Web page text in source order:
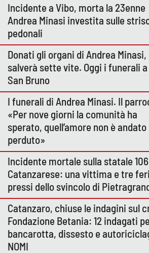
Incidente a Vibo, morta la 23enne
Andrea Minasi investita sulle
pedonali
Donati gli organi di Andrea Minasi,
salverà sette vite. Oggi i funerali
San Bruno
I funerali di Andrea Minasi. Il
«Per nove giorni la comunità ha
sperato, quell’amore non è andato
perduto»
Incidente mortale sulla statale
Catanzarese: una vittima e tre
pressi dello svincolo di
Catanzaro, chiuse le indagini sul
Fondazione Betania: 12 indagati
bancarotta, dissesto e
NOMI